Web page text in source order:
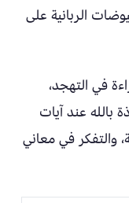
الربانية على
في التهجد،
بالله عند آيات
والتفكر في معاني